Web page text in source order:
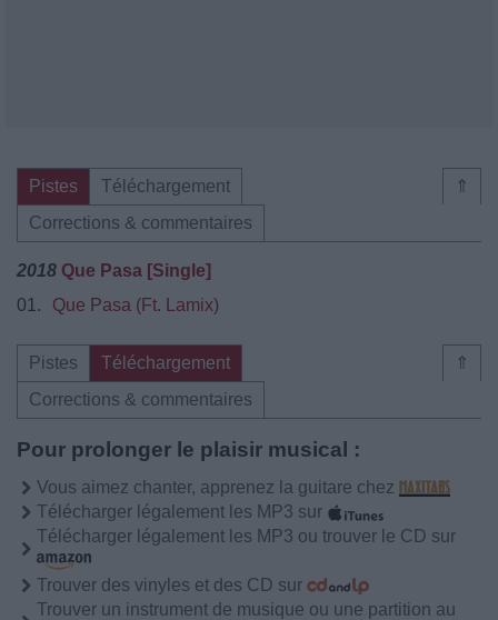
⇑
Pistes
Téléchargement
Corrections & commentaires
2018 Que Pasa [Single]
01.
Que Pasa (Ft. Lamix)
⇑
Pistes
Téléchargement
Corrections & commentaires
Pour prolonger le plaisir musical :
Vous aimez chanter, apprenez la guitare chez
Télécharger légalement les MP3 sur
Télécharger légalement les MP3 ou trouver le CD sur
Trouver des vinyles et des CD sur
Trouver un instrument de musique ou une partition au